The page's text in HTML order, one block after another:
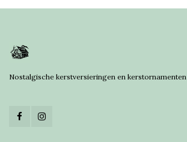
Nostalgische kerstversieringen en kerstornamenten